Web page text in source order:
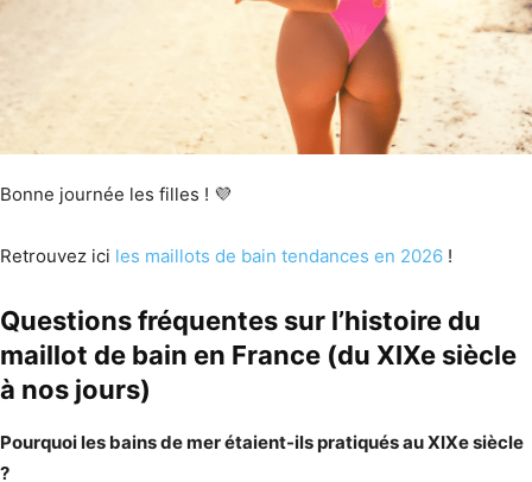
Bonne journée les filles ! 💜
Retrouvez ici les maillots de bain tendances en 2026 !
Questions fréquentes sur l’histoire du
maillot de bain en France (du XIXe siècle
à nos jours)
Pourquoi les bains de mer étaient-ils pratiqués au XIXe siècle
?